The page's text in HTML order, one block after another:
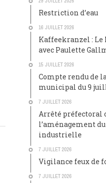
Restriction d’eau
16 JUILLET 2026
Kaffeekranzel : Le
avec Paulette
15 JUILLET 2026
Compte rendu de
municipal du 9
7 JUILLET 2026
Arrêté préfectoral
l’aménagement
industrielle
7 JUILLET 2026
Vigilance feux de
7 JUILLET 2026